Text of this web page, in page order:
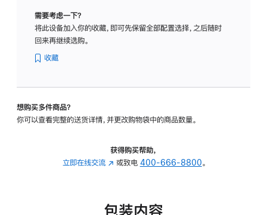
璃
转
的
需要考虑一下？
将此设备加入你的收藏，即可先保留全部配置选择，之后随时
回来再继续选购。
收藏
想购买多件商品？
你可以查看完整的送货详情，并更改购物袋中的商品数量。
获得购买帮助，
立即在线交流 (在
中
或致电 400-666-8800。
包装内容